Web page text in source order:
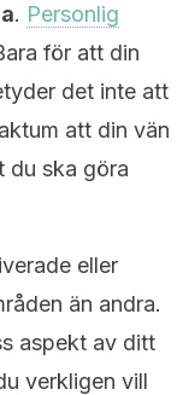
. Personlig
för att din
det inte att
att din vän
du ska göra
eller
än andra.
aspekt av ditt
verkligen vill